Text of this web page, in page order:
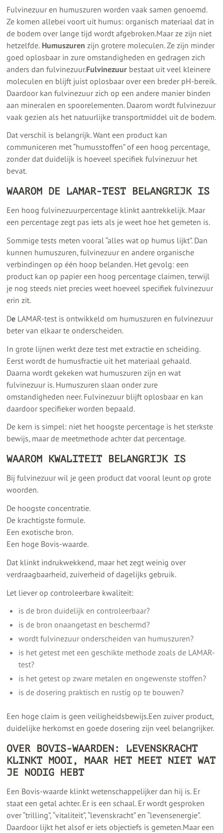
Fulvinezuur en humuszuren worden vaak samen genoemd.
Ze komen allebei voort uit humus: organisch materiaal dat in
de bodem over lange tijd wordt afgebroken.Maar ze zijn niet
hetzelfde. Humuszuren zijn grotere moleculen. Ze zijn minder
goed oplosbaar in zure omstandigheden en gedragen zich
anders dan fulvinezuur.Fulvinezuur bestaat uit veel kleinere
moleculen en blijft juist oplosbaar over een breder pH-bereik.
Daardoor kan fulvinezuur zich op een andere manier binden
aan mineralen en spoorelementen. Daarom wordt fulvinezuur
vaak gezien als het natuurlijke transportmiddel uit de bodem.
Dat verschil is belangrijk. Want een product kan
communiceren met “humusstoffen” of een hoog percentage,
zonder dat duidelijk is hoeveel specifiek fulvinezuur het
bevat.
WAAROM DE LAMAR-TEST BELANGRIJK IS
Een hoog fulvinezuurpercentage klinkt aantrekkelijk. Maar
een percentage zegt pas iets als je weet hoe het gemeten is.
Sommige tests meten vooral “alles wat op humus lijkt”. Dan
kunnen humuszuren, fulvinezuur en andere organische
verbindingen op één hoop belanden. Het gevolg: een
product kan op papier een hoog percentage claimen, terwijl
je nog steeds niet precies weet hoeveel specifiek fulvinezuur
erin zit.
De LAMAR-test is ontwikkeld om humuszuren en fulvinezuur
beter van elkaar te onderscheiden.
In grote lijnen werkt deze test met extractie en scheiding.
Eerst wordt de humusfractie uit het materiaal gehaald.
Daarna wordt gekeken wat humuszuren zijn en wat
fulvinezuur is. Humuszuren slaan onder zure
omstandigheden neer. Fulvinezuur blijft oplosbaar en kan
daardoor specifieker worden bepaald.
De kern is simpel: niet het hoogste percentage is het sterkste
bewijs, maar de meetmethode achter dat percentage.
WAAROM KWALITEIT BELANGRIJK IS
Bij fulvinezuur wil je geen product dat vooral leunt op grote
woorden.
De hoogste concentratie.
De krachtigste formule.
Een exotische bron.
Een hoge Bovis-waarde.
Dat klinkt indrukwekkend, maar het zegt weinig over
verdraagbaarheid, zuiverheid of dagelijks gebruik.
Let liever op controleerbare kwaliteit:
is de bron duidelijk en controleerbaar?
is de bron onaangetast en beschermd?
wordt fulvinezuur onderscheiden van humuszuren?
is het getest met een geschikte methode zoals de LAMAR-
test?
is het getest op zware metalen en ongewenste stoffen?
is de dosering praktisch en rustig op te bouwen?
Een hoge claim is geen veiligheidsbewijs.Een zuiver product,
duidelijke herkomst en goede dosering zijn veel belangrijker.
OVER BOVIS-WAARDEN: LEVENSKRACHT
KLINKT MOOI, MAAR HET MEET NIET WAT
JE NODIG HEBT
Een Bovis-waarde klinkt wetenschappelijker dan hij is. Er
staat een getal achter. Er is een schaal. Er wordt gesproken
over “trilling”, “vitaliteit”, “levenskracht” en “levensenergie”.
Daardoor lijkt het alsof er iets objectiefs is gemeten.Maar een